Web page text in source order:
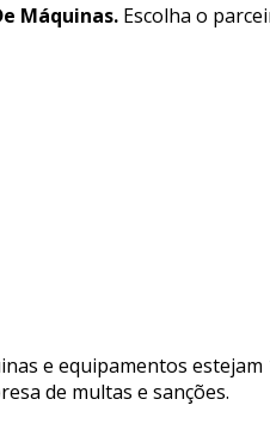
Máquinas. Escolha o
e equipamentos
de multas e sanções.